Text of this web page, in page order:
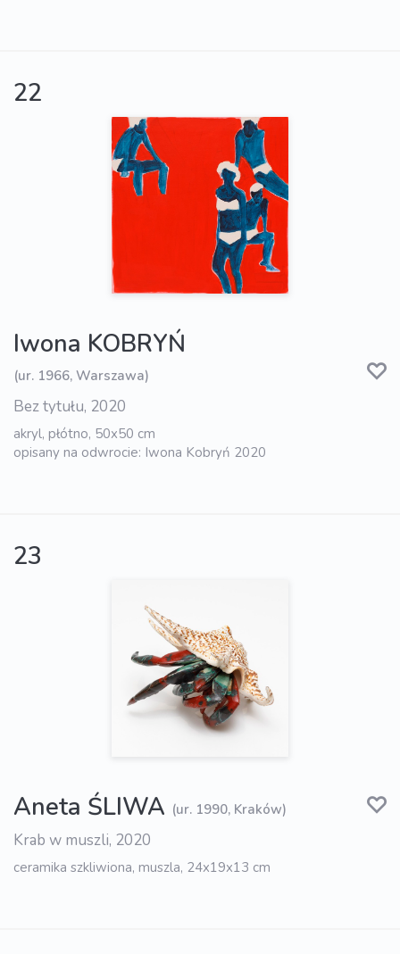
22
Iwona KOBRYŃ
(ur. 1966, Warszawa)
Bez tytułu, 2020
akryl, płótno, 50x50 cm
opisany na odwrocie: Iwona Kobryń 2020
23
Aneta ŚLIWA (ur. 1990, Kraków)
Krab w muszli, 2020
ceramika szkliwiona, muszla, 24x19x13 cm